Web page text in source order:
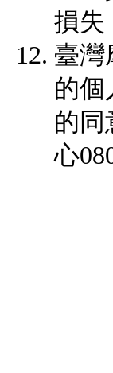
損失
臺灣
的個
的同
心